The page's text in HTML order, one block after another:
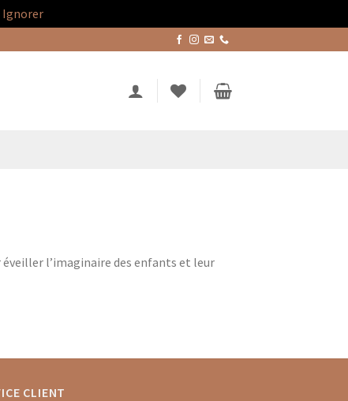
Ignorer
l’imaginaire des enfants et leur
CLIENT